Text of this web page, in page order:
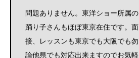
問題ありません。東洋ショー所属の
踊り子さんもほぼ東京在住です。面
接、レッスンも東京でも大阪でも勿
論他県でも対応出来ますのでお気軽